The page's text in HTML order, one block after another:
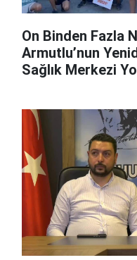
On Binden Fazla
Armutlu’nun
Sağlık Merkezi